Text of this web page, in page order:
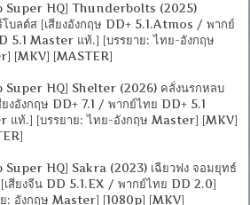
Super HQ] Thunderbolts (2025)
โบลต์ส [เสียงอังกฤษ DD+ 5.1.Atmos / พากย์
5.1 Master แท้.] [บรรยาย: ไทย-อังกฤษ
[MKV] [MASTER]
Super HQ] Shelter (2026) คลั่งนรกหลบ
ยงอังกฤษ DD+ 7.1 / พากย์ไทย DD+ 5.1
แท้.] [บรรยาย: ไทย-อังกฤษ Master] [MKV]
Super HQ] Sakra (2023) เฉียวฟง จอมยุทธ์
เสียงจีน DD 5.1.EX / พากย์ไทย DD 2.0]
ย: อังกฤษ Master] [1080p] [MKV]